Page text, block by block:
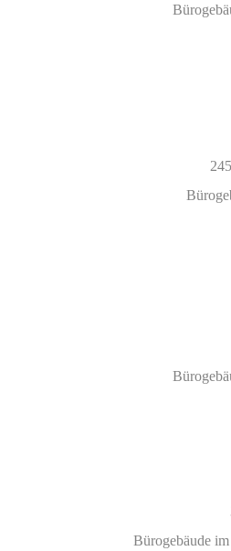
Bürogebäude